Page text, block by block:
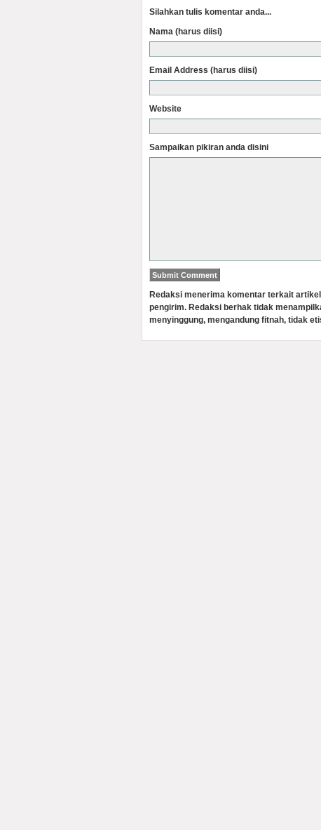
Silahkan tulis komentar anda...
Nama (harus diisi)
Email Address (harus diisi)
Website
Sampaikan pikiran anda disini
Redaksi menerima komentar terkait
pengirim. Redaksi berhak tidak
menyinggung, mengandung fitnah, tidak